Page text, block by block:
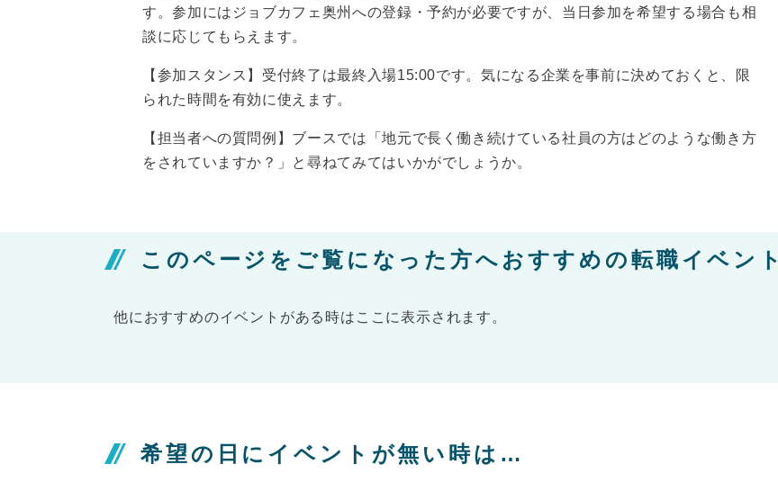
す。参加にはジョブカフェ奥州への登録・予約が必要ですが、当日参加を希望する場合も相
談に応じてもらえます。
【参加スタンス】受付終了は最終入場15:00です。気になる企業を事前に決めておくと、限
られた時間を有効に使えます。
【担当者への質問例】ブースでは「地元で長く働き続けている社員の方はどのような働き方
をされていますか？」と尋ねてみてはいかがでしょうか。
このページをご覧になった方へおすすめの転職イベント
他におすすめのイベントがある時はここに表示されます。
希望の日にイベントが無い時は…